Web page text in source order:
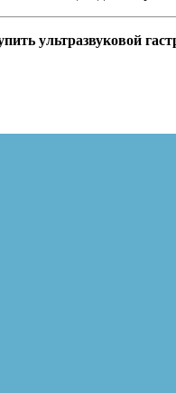
ультразвуковой